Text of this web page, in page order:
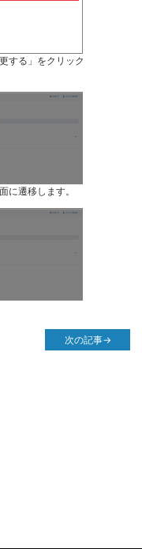
する」をクリック
に遷移します。
次の記事→